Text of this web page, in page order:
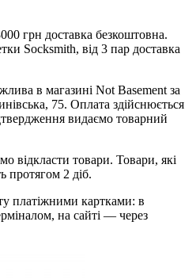
грн доставка безкоштовна.
Socksmith, від 3 пар доставка
в магазині Not Basement за
75. Оплата здійснюється
видаємо товарний
відкласти товари. Товари, які
протягом 2 діб.
платіжними картками: в
на сайті — через